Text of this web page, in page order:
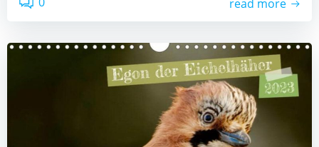
read more